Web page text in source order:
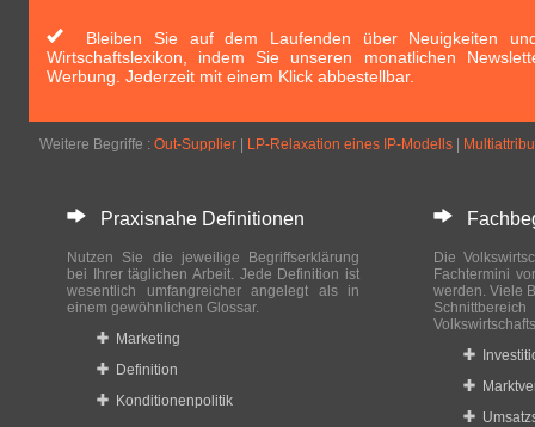
Bleiben Sie auf dem Laufenden über Neuigkeiten
Wirtschaftslexikon, indem Sie unseren monatlichen
Werbung. Jederzeit mit einem Klick abbestellbar.
Weitere Begriffe : Out-Supplier LP-Relaxation eines IP-Modells
Praxisnahe Definitionen
Nutzen Sie die jeweilige Begriffserklärung
bei Ihrer täglichen Arbeit. Jede Definition ist
wesentlich umfangreicher angelegt als in
einem gewöhnlichen Glossar.
Marketing
Definition
Konditionenpolitik
Die
Fachtermini
werden. Viele